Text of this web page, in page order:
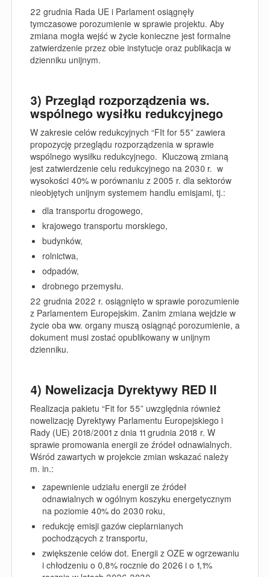
22 grudnia Rada UE i Parlament osiągnęły
tymczasowe porozumienie w sprawie projektu. Aby
zmiana mogła wejść w życie konieczne jest formalne
zatwierdzenie przez obie instytucje oraz publikacja w
dzienniku unijnym.
3) Przegląd rozporządzenia ws.
wspólnego wysiłku redukcyjnego
W zakresie celów redukcyjnych “FIt for 55” zawiera
propozycję przeglądu rozporządzenia w sprawie
wspólnego wysiłku redukcyjnego. Kluczową zmianą
jest zatwierdzenie celu redukcyjnego na 2030 r. w
wysokości 40% w porównaniu z 2005 r. dla sektorów
nieobjętych unijnym systemem handlu emisjami, tj.:
dla transportu drogowego,
krajowego transportu morskiego,
budynków,
rolnictwa,
odpadów,
drobnego przemysłu.
22 grudnia 2022 r. osiągnięto w sprawie porozumienie
z Parlamentem Europejskim. Zanim zmiana wejdzie w
życie oba ww. organy muszą osiągnąć porozumienie, a
dokument musi zostać opublikowany w unijnym
dzienniku.
4) Nowelizacja Dyrektywy RED II
Realizacja pakietu “Fit for 55” uwzględnia również
nowelizację Dyrektywy Parlamentu Europejskiego i
Rady (UE) 2018/2001 z dnia 11 grudnia 2018 r. W
sprawie promowania energii ze źródeł odnawialnych.
Wśród zawartych w projekcie zmian wskazać należy
m. in.:
zapewnienie udziału energii ze źródeł
odnawialnych w ogólnym koszyku energetycznym
na poziomie 40% do 2030 roku,
redukcję emisji gazów cieplarnianych
pochodzących z transportu,
zwiększenie celów dot. Energii z OZE w ogrzewaniu
i chłodzeniu o 0,8% rocznie do 2026 i o 1,1%